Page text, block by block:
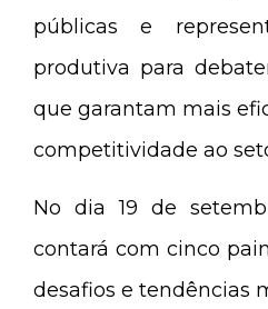
públicas e
produtiva para
que garantam mais
competitividade ao
No dia 19 de
contará com cinco
desafios e tendências